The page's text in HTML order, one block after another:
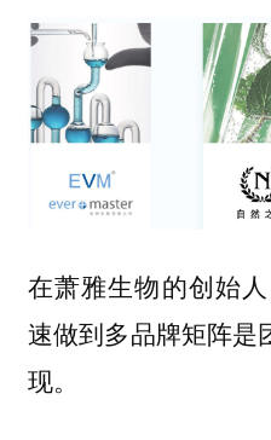
在萧雅生物的创始
速做到多品牌矩阵是
现。